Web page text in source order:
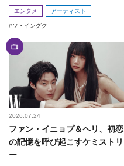
エンタメ アーティスト
ソ・イングク
2026.07.24
ファン・イニョプ＆ヘリ、初恋
の記憶を呼び起こすケミストリ
ー